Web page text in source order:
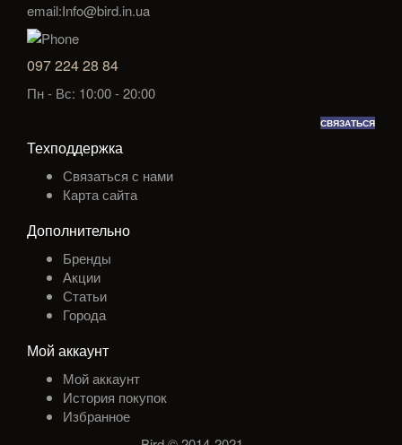
email:Info@bird.in.ua
097 224 28 84
Пн - Вс: 10:00 - 20:00
СВЯЗАТЬСЯ
Техподдержка
Связаться с нами
Карта сайта
Дополнительно
Бренды
Акции
Статьи
Города
Мой аккаунт
Мой аккаунт
История покупок
Избранное